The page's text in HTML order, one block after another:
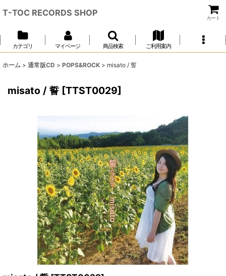
T-TOC RECORDS SHOP
カート
カテゴリ マイページ 商品検索 ご利用案内
ホーム > 通常版CD > POPS&ROCK > misato / 誓
misato / 誓 [TTST0029]